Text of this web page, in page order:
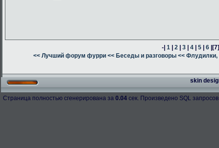
-|1 |2 |3 |4 |5 |6 |
<< Лучший форум фурри << Беседы и разговоры << Флудилки,
skin
Страница полностью сгенерирована за 0.04 сек. Произведено SQL